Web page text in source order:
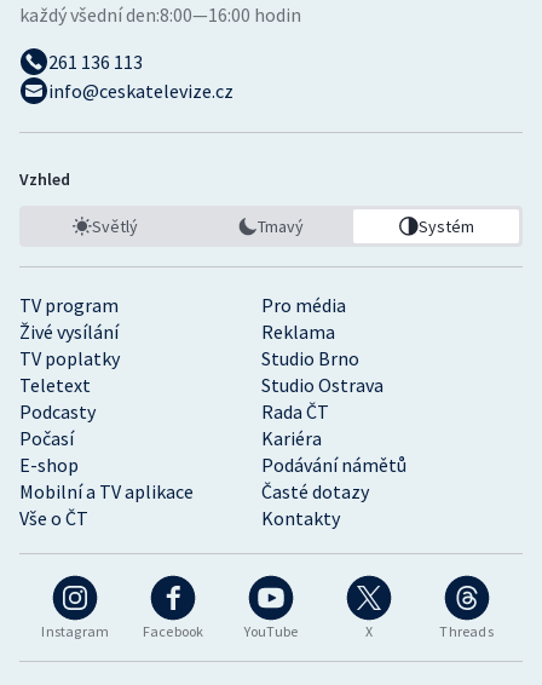
Instagram Facebook YouTube X Threads
TV program
Pro média
Živé vysílání
Reklama
TV poplatky
Studio Brno
Teletext
Studio Ostrava
Podcasty
Rada ČT
Počasí
Kariéra
E-shop
Podávání námětů
Mobilní a TV aplikace
Časté dotazy
Vše o ČT
Kontakty
každý všední den:8:00—16:00 hodin
261 136 113
info@ceskatelevize.cz
Vzhled
Světlý Tmavý Systém